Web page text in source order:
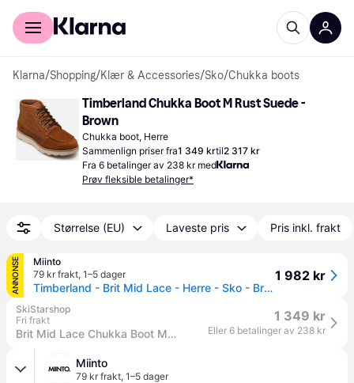
For kunder
Klarna/Shopping/Klær & Accessories/Sko/Chukka boots
Timberland Chukka Boot M Rust Suede -
Brown
Chukka boot, Herre
Sammenlign priser fra1 349 krtil2 317 kr
Fra 6 betalinger av 238 kr med
Prøv fleksible betalinger*
Størrelse (EU) Laveste pris Pris inkl. frakt
ANNONSE
Miinto
79 kr frakt, 1–5 dager
Timberland - Brit Mid Lace - Herre - Sko - Brun - 40 EU
1 982 kr
SkiStarshop
Fri frakt
Brit Mid Lace Chukka Boot M Rust Suede (44)
1 349 kr
Eller 6 betalinger av 238 kr
Miinto
79 kr frakt, 1–5 dager